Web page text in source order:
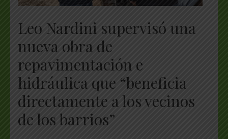
Leo Nardini supervisó una
nueva obra de
repavimentación e
hidráulica que “beneficia
directamente a los vecinos
de los barrios”